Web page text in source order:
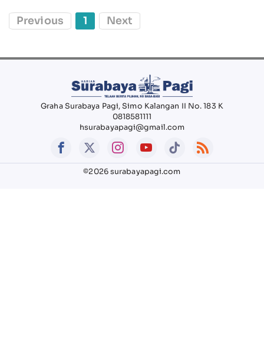
Previous 1 Next
Graha Surabaya Pagi, Simo Kalangan II No. 183 K
0818581111
hsurabayapagi@gmail.com
©2026 surabayapagi.com